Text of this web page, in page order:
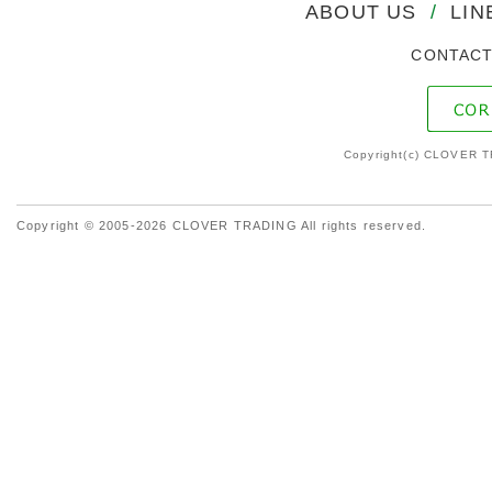
ABOUT US /
Copyright(c) CLOVER
Copyright © 2005-2026 CLOVER TRADING All rights reserved.